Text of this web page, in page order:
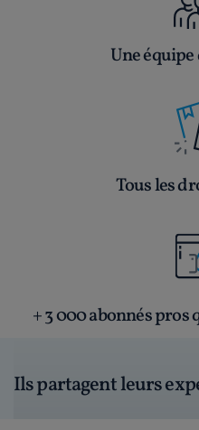
Une
Tous les
+ 3 000 abonnés
Ils partagent leurs